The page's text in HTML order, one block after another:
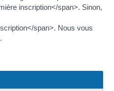
inscription</span>. Sinon,
span>. Nous vous